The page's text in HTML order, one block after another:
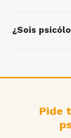
¿Sois
Pide